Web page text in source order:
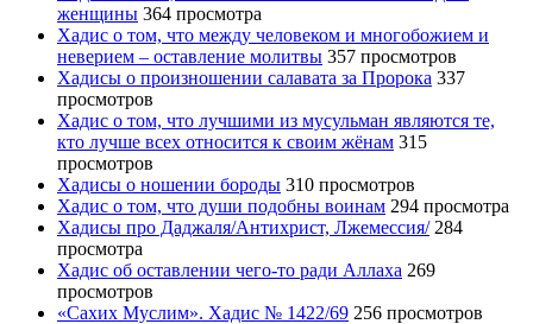
женщины 364 просмотра
Хадис о том, что между человеком и многобожием и
неверием – оставление молитвы 357 просмотров
Хадисы о произношении салавата за Пророка 337
просмотров
Хадис о том, что лучшими из мусульман являются те,
кто лучше всех относится к своим жёнам 315
просмотров
Хадисы о ношении бороды 310 просмотров
Хадис о том, что души подобны воинам 294 просмотра
Хадисы про Даджаля/Антихрист, Лжемессия/ 284
просмотра
Хадис об оставлении чего-то ради Аллаха 269
просмотров
«Сахих Муслим». Хадис № 1422/69 256 просмотров